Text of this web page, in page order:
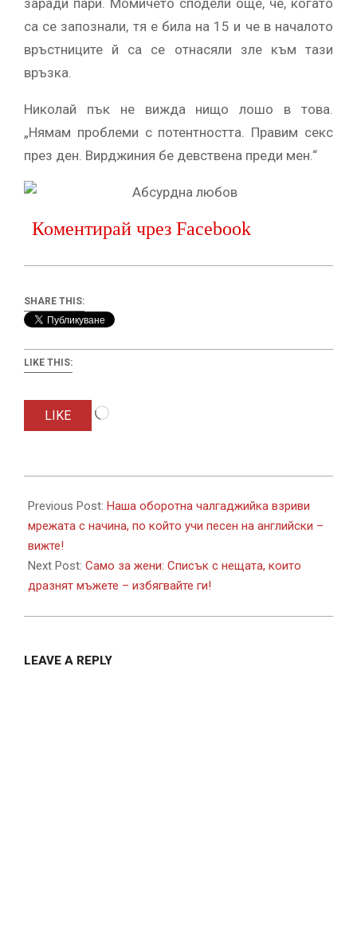
заради пари. Момичето сподели още, че, когато
са се запознали, тя е била на 15 и че в началото
връстниците й са се отнасяли зле към тази
връзка.
Николай пък не вижда нищо лошо в това.
„Нямам проблеми с потентността. Правим секс
през ден. Вирджиния бе девствена преди мен.“
Коментирай чрез Facebook
SHARE THIS:
LIKE THIS:
LIKE
10-
05
Previous Post: Наша оборотна чалгаджийка взриви
мрежата с начина, по който учи песен на английски –
вижте!
Next Post: Само за жени: Списък с нещата, които
дразнят мъжете – избягвайте ги!
LEAVE A REPLY